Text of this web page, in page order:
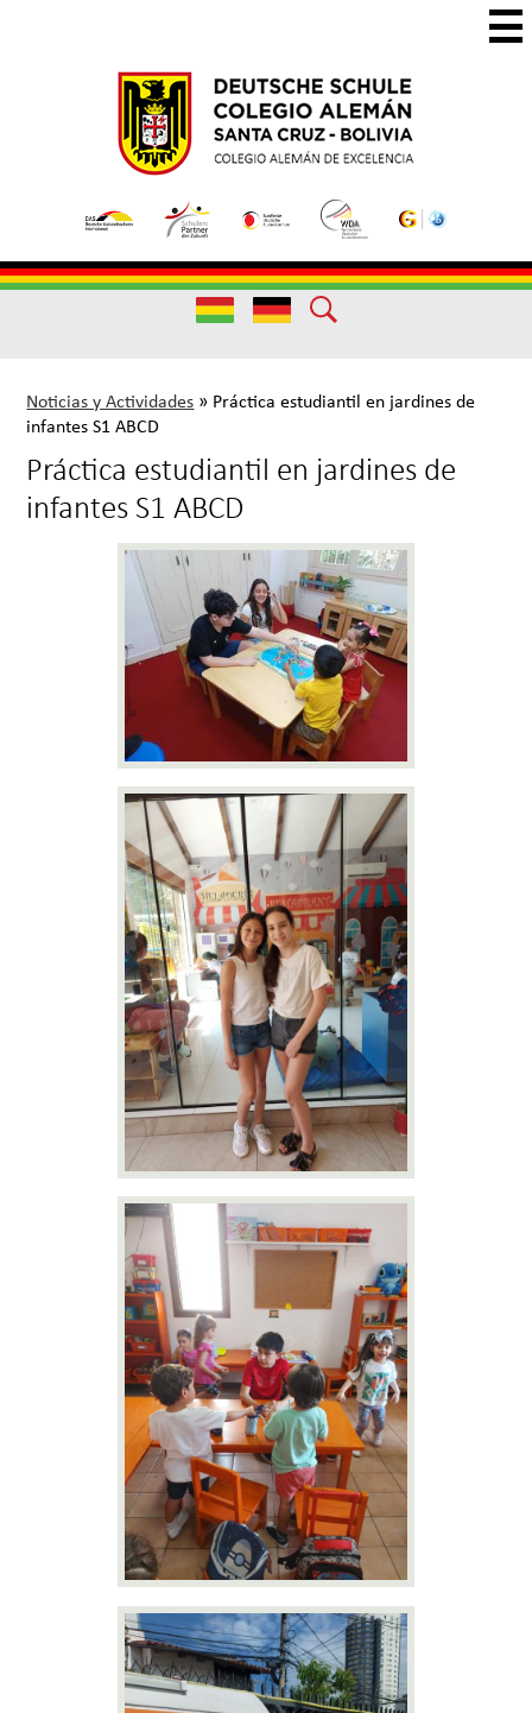
to
main
content
Colegio
Santa
Cruz
Colegio
de
Excelencia
Useful
Links
Useful
Noticias y Actividades » Práctica estudiantil en jardines de
infantes S1 ABCD
Práctica estudiantil en jardines de
infantes S1 ABCD